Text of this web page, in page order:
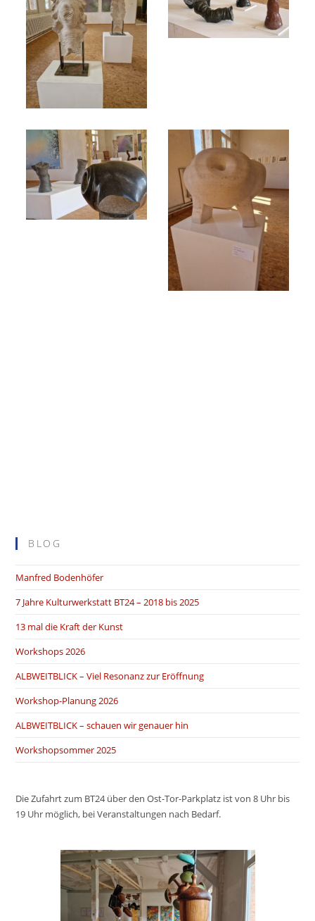
BLOG
Manfred Bodenhöfer
7 Jahre Kulturwerkstatt BT24 – 2018 bis 2025
13 mal die Kraft der Kunst
Workshops 2026
ALBWEITBLICK – Viel Resonanz zur Eröffnung
Workshop-Planung 2026
ALBWEITBLICK – schauen wir genauer hin
Workshopsommer 2025
Die Zufahrt zum BT24 über den Ost-Tor-Parkplatz ist von 8 Uhr bis
19 Uhr möglich, bei Veranstaltungen nach Bedarf.